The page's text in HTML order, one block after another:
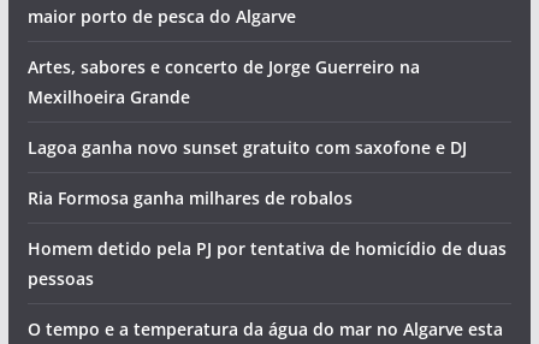
maior porto de pesca do Algarve
Artes, sabores e concerto de Jorge Guerreiro na
Mexilhoeira Grande
Lagoa ganha novo sunset gratuito com saxofone e DJ
Ria Formosa ganha milhares de robalos
Homem detido pela PJ por tentativa de homicídio de duas
pessoas
O tempo e a temperatura da água do mar no Algarve esta